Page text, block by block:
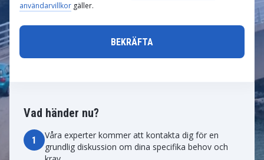
Vad händer nu?
1
Våra experter kommer att kontakta dig för en
grundlig diskussion om dina specifika behov och
användarvillkor gäller.